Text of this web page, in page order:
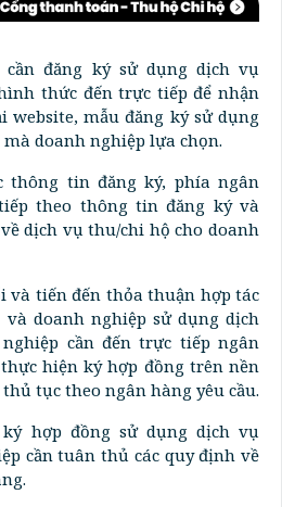
cần đăng ký sử dụng dịch vụ
thức đến trực tiếp để nhận
website, mẫu đăng ký sử dụng
doanh nghiệp lựa chọn.
thông tin đăng ký, phía ngân
theo thông tin đăng ký và
dịch vụ thu/chi hộ cho doanh
và tiến đến thỏa thuận hợp tác
doanh nghiệp sử dụng dịch
cần đến trực tiếp ngân
hiện ký hợp đồng trên nền
tục theo ngân hàng yêu cầu.
hợp đồng sử dụng dịch vụ
cần tuân thủ các quy định về